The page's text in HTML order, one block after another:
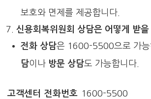
보호와 면제를 제공합니다.
신용회복위원회 상담은 어떻게 받을
전화 상담은 1600-5500으로 가능
담이나 방문 상담도 가능합니다.
고객센터 전화번호1600-5500